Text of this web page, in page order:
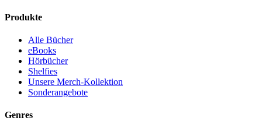
Produkte
Alle Bücher
eBooks
Hörbücher
Shelfies
Unsere Merch-Kollektion
Sonderangebote
Genres